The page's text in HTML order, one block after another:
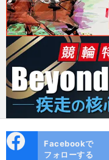
ok
Facebookで
フォローする